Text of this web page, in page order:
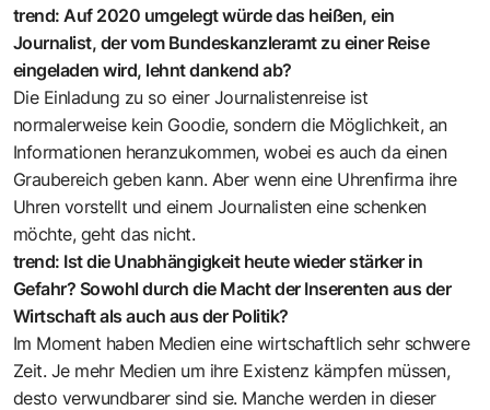
trend: Auf 2020 umgelegt würde das heißen, ein
Journalist, der vom Bundeskanzleramt zu einer Reise
eingeladen wird, lehnt dankend ab?
Die Einladung zu so einer Journalistenreise ist
normalerweise kein Goodie, sondern die Möglichkeit, an
Informationen heranzukommen, wobei es auch da einen
Graubereich geben kann. Aber wenn eine Uhrenfirma ihre
Uhren vorstellt und einem Journalisten eine schenken
möchte, geht das nicht.
trend: Ist die Unabhängigkeit heute wieder stärker in
Gefahr? Sowohl durch die Macht der Inserenten aus der
Wirtschaft als auch aus der Politik?
Im Moment haben Medien eine wirtschaftlich sehr schwere
Zeit. Je mehr Medien um ihre Existenz kämpfen müssen,
desto verwundbarer sind sie. Manche werden in dieser